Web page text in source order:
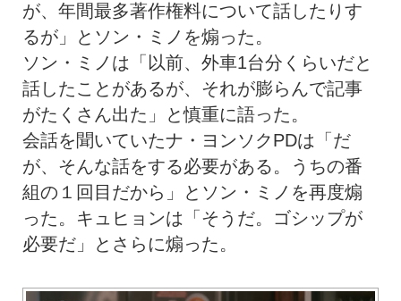
が、年間最多著作権料について話したりす
るが」とソン・ミノを煽った。
ソン・ミノは「以前、外車1台分くらいだと
話したことがあるが、それが膨らんで記事
がたくさん出た」と慎重に語った。
会話を聞いていたナ・ヨンソクPDは「だ
が、そんな話をする必要がある。うちの番
組の１回目だから」とソン・ミノを再度煽
った。キュヒョンは「そうだ。ゴシップが
必要だ」とさらに煽った。